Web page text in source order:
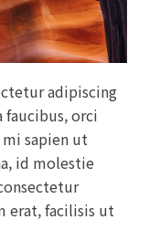
adipiscing
orci
sapien ut
id molestie
erat, facilisis ut